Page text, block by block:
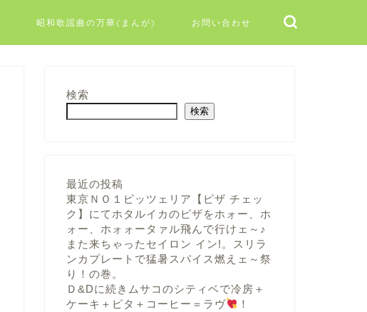
昭和歌謡曲の万華(まんが) お問い合わせ
検索
検索
最近の投稿
東京ＮＯ１ピッツェリア【ピザ チェッ
ク】にてホタルイカのピザをホォー、ホ
ォー、ホォォータァル飛んで行けェ～♪
また来ちゃったセイロン イン!。スリラ
ンカプレートで猛暑スパイス燃えェ～祭
り！の巻。
Ｄ&Dに続きムサコのシティベで冷房＋
ケーキ＋ピタ＋コーヒー＝ラヴ
！